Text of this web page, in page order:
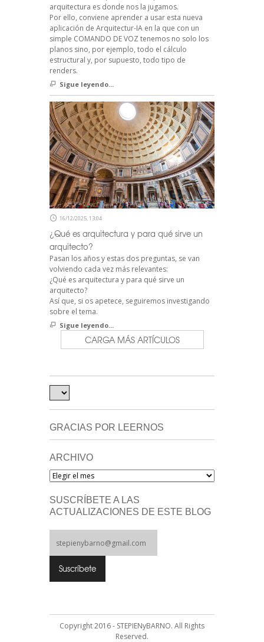
arquitectura es donde nos la jugamos.
Por ello, conviene aprender a usar esta nueva
aplicación de Arquitectur-IA en la que con un
simple COMANDO DE VOZ tenemos no solo los
planos sino, por ejemplo, todo el cálculo
estructural y, por supuesto, todo tipo de
renders.
Sigue leyendo...
16/12/2025, 13:04
¿Qué es arquitectura y para qué sirve un
arquitecto?
Pasan los años y estas dos preguntas, se van
volviendo cada vez más relevantes:
¿Qué es arquitectura y para qué sirve un
arquitecto?
Así que, si os apetece, seguiremos investigando
sobre el tema.
Sigue leyendo...
CARGA MÁS ARTÍCULOS
GRACIAS POR LEERNOS
ARCHIVO
Archivo
SUSCRÍBETE A LAS
ACTUALIZACIONES DE ESTE BLOG
Copyright 2016 - STEPIENyBARNO. All Rights
Reserved.